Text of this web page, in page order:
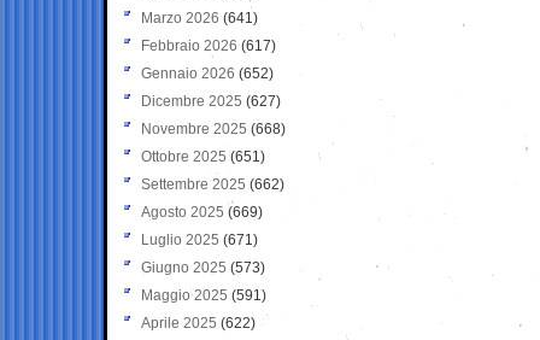
Marzo 2026 (641)
Febbraio 2026 (617)
Gennaio 2026 (652)
Dicembre 2025 (627)
Novembre 2025 (668)
Ottobre 2025 (651)
Settembre 2025 (662)
Agosto 2025 (669)
Luglio 2025 (671)
Giugno 2025 (573)
Maggio 2025 (591)
Aprile 2025 (622)